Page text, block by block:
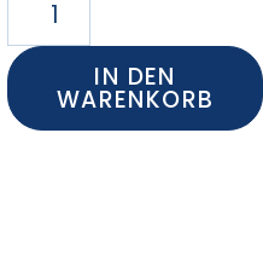
IN DEN
WARENKORB